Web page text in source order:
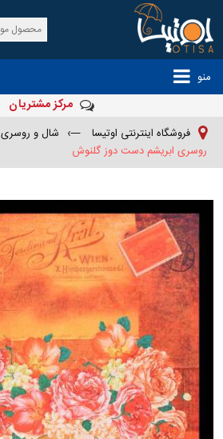
منو
مرکز مشتریان
فروشگاه اینترنتی اوتیسا —› شال و روسری
روسری ابریشم دست دوز گلنوش